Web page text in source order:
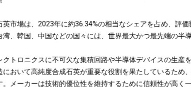
市場は、2023年に約36.34%の相当なシェアを占め、評価
、韓国、中国などの国々には、世界最大かつ最先端の半
クトロニクスに不可欠な集積回路や半導体デバイスの生産
おいて高純度合成石英が重要な役割を果たしているため
メーカーは技術的優位性を維持するために信頼性が高く